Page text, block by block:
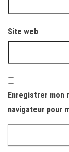
Site web
Enregistrer mon
navigateur pour